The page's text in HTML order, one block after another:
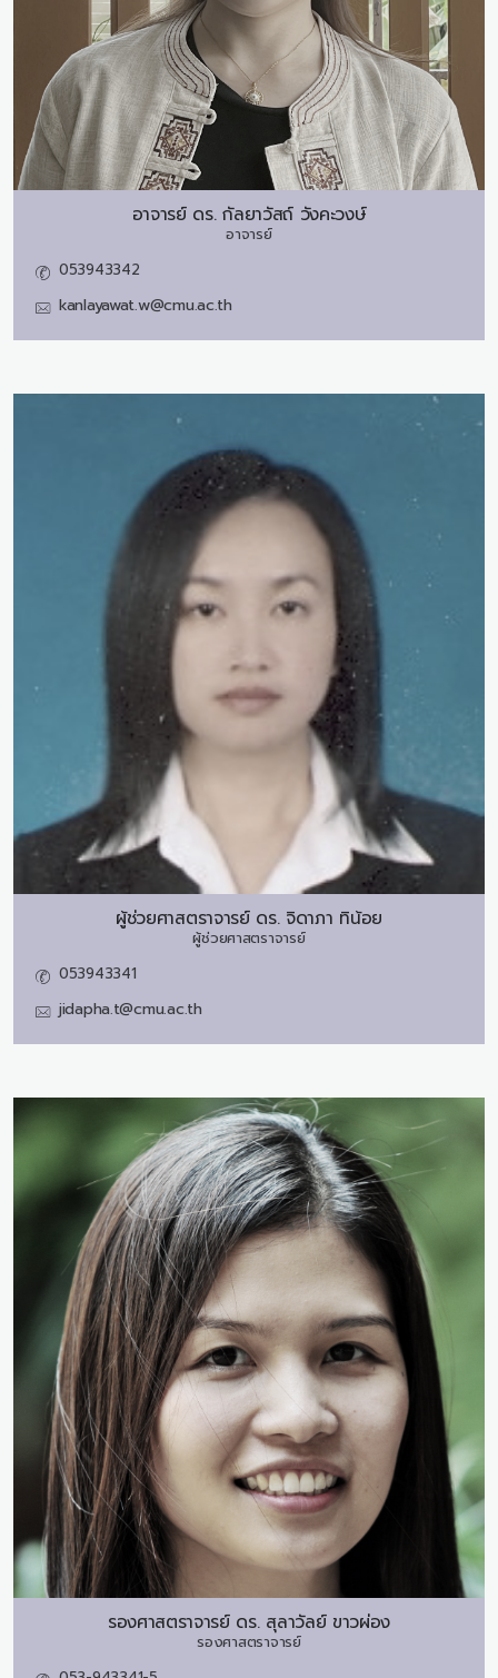
อาจารย์ ดร. กัลยาวัสถ์ วังคะวงษ์
อาจารย์
053943342
kanlayawat.w@cmu.ac.th
ผู้ช่วยศาสตราจารย์ ดร. จิดาภา ทิน้อย
ผู้ช่วยศาสตราจารย์
053943341
jidapha.t@cmu.ac.th
รองศาสตราจารย์ ดร. สุลาวัลย์ ขาวผ่อง
รองศาสตราจารย์